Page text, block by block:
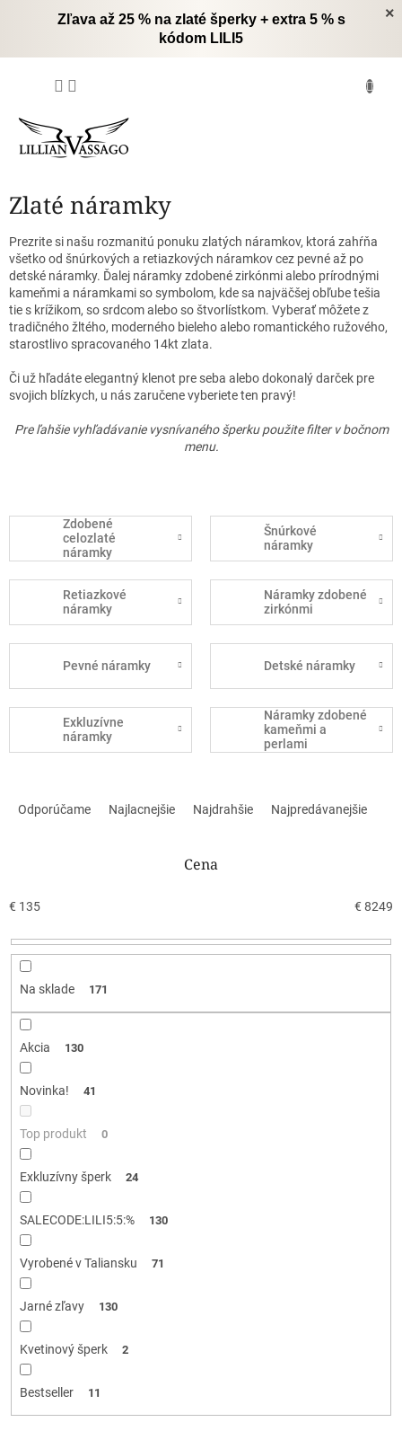
×
Zľava až 25 % na zlaté šperky + extra 5 % s
kódom LILI5
Zlaté náramky
Prezrite si našu rozmanitú ponuku zlatých náramkov, ktorá zahŕňa
všetko od šnúrkových a retiazkových náramkov cez pevné až po
detské náramky. Ďalej náramky zdobené zirkónmi alebo prírodnými
kameňmi a náramkami so symbolom, kde sa najväčšej obľube tešia
tie s krížikom, so srdcom alebo so štvorlístkom. Vyberať môžete z
tradičného žltého, moderného bieleho alebo romantického ružového,
starostlivo spracovaného 14kt zlata.
Či už hľadáte elegantný klenot pre seba alebo dokonalý darček pre
svojich blízkych, u nás zaručene vyberiete ten pravý!
Pre ľahšie vyhľadávanie vysnívaného šperku použite filter v bočnom
menu.
Zdobené
celozlaté
náramky
Šnúrkové
náramky
Retiazkové
náramky
Náramky zdobené
zirkónmi
Pevné náramky Detské náramky
Exkluzívne
náramky
Náramky zdobené
kameňmi a
perlami
e
r
Odporúčame Najlacnejšie Najdrahšie Najpredávanejšie
Cena
€ 135 € 8249
Na sklade 171
Akcia 130
Novinka! 41
Top produkt 0
Exkluzívny šperk 24
SALECODE:LILI5:5:% 130
Vyrobené v Taliansku 71
Jarné zľavy 130
Kvetinový šperk 2
Bestseller 11